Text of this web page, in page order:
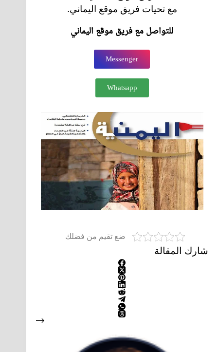
مع تحيات فريق موقع اليماني.
للتواصل مع فريق موقع اليماني
Messenger
Whatsapp
ضع تقيم من فضلك
شارك المقالة